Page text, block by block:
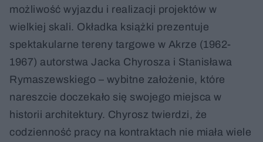
możliwość wyjazdu i realizacji projektów w
wielkiej skali. Okładka książki prezentuje
spektakularne tereny targowe w Akrze (1962-
1967) autorstwa Jacka Chyrosza i Stanisława
Rymaszewskiego – wybitne założenie, które
nareszcie doczekało się swojego miejsca w
historii architektury. Chyrosz twierdzi, że
codzienność pracy na kontraktach nie miała wiele